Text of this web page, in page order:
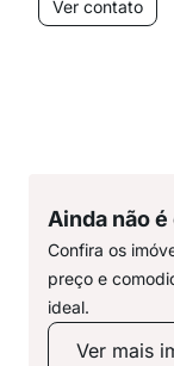
Ver contato
Ainda não
Confira os
preço e
ideal.
Ver mais